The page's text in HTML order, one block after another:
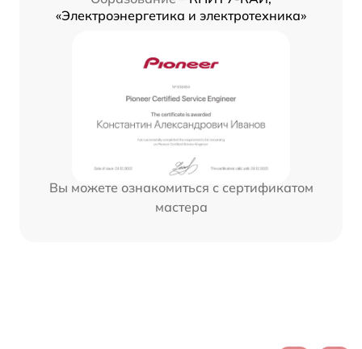
«Электроэнергетика и электротехника»
Вы можете ознакомиться с сертификатом
мастера